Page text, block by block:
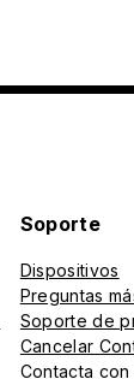
Soporte
Dispositivos
Preguntas
Soporte de
Cancelar
Contacta